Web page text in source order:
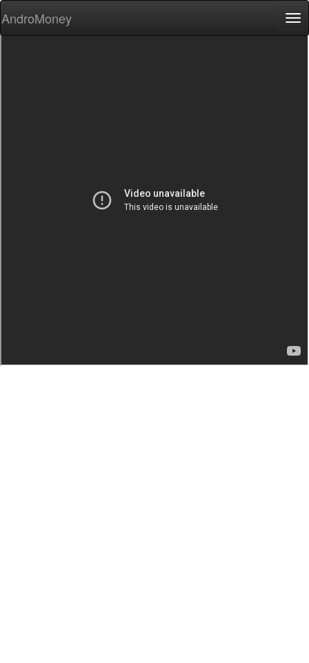
AndroMoney